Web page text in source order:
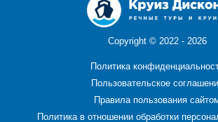
Copyright © 2022 - 2026
Политика
Пользовательское
Правила пользования
Политика в отношении обработки